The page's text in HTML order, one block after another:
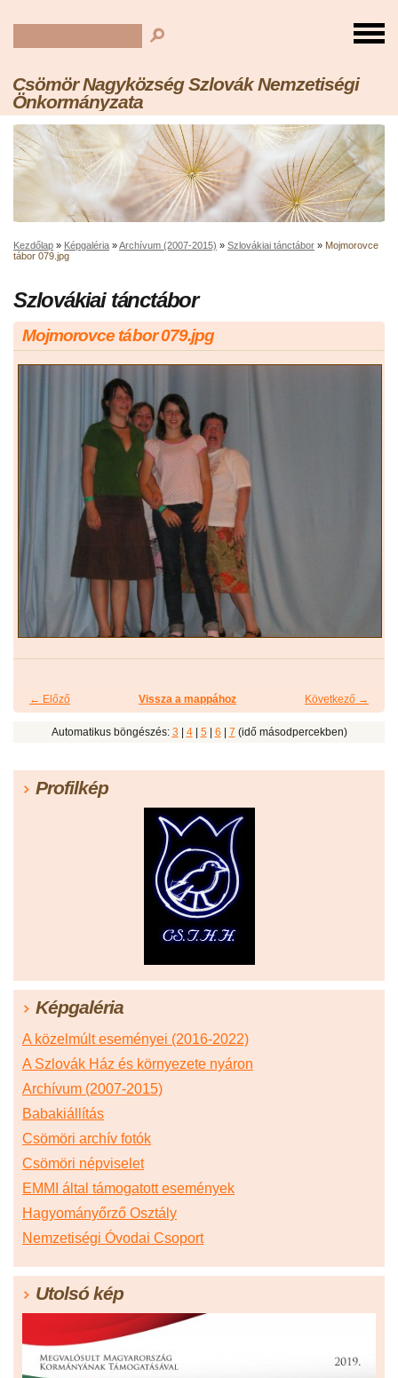
Csömör Nagyközség Szlovák Nemzetiségi
Önkormányzata
Kezdőlap » Képgaléria »Archívum (2007-2015) » Szlovákiai tánctábor » Mojmorovce
tábor 079.jpg
Szlovákiai tánctábor
Mojmorovce tábor 079.jpg
← Előző Következő →
Vissza a mappához
Automatikus böngészés: 3 4| 5| 6 7 (idő másodpercekben)
Profilkép
Képgaléria
A közelmúlt eseményei (2016-2022)
A Szlovák Ház és környezete nyáron
Archívum (2007-2015)
Babakiállítás
Csömöri archív fotók
Csömöri népviselet
EMMI által támogatott események
Hagyományőrző Osztály
Nemzetiségi Óvodai Csoport
Utolsó kép